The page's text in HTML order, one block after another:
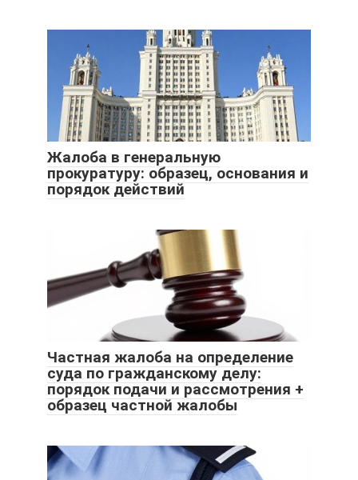
Жалоба в генеральную
прокуратуру: образец, основания и
порядок действий
Частная жалоба на определение
суда по гражданскому делу:
порядок подачи и рассмотрения +
образец частной жалобы